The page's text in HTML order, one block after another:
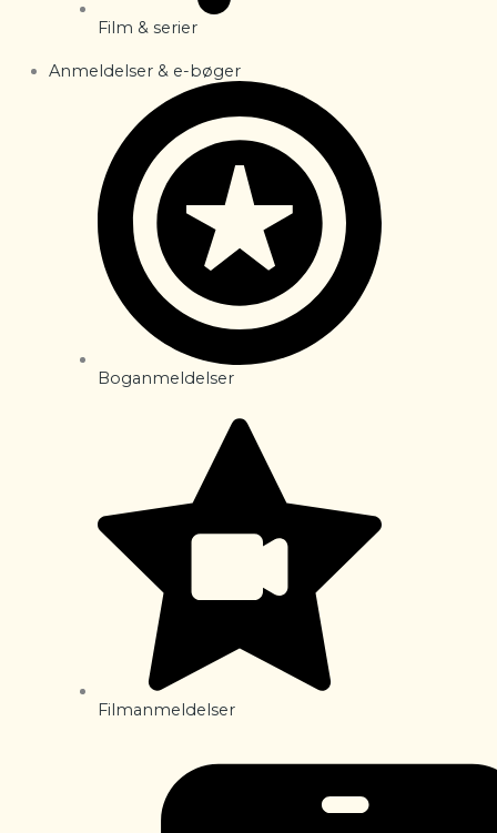
Film & serier
Anmeldelser & e-bøger
Boganmeldelser
Filmanmeldelser